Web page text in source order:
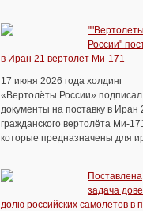
России"
в Иран 21 вертолет Ми-171
17 июня 2026 года холдинг
«Вертолёты России» подписал
документы на поставку в Иран
гражданского вертолёта Ми-
которые предназначены для
Поставлена
задача
долю российских самолетов в